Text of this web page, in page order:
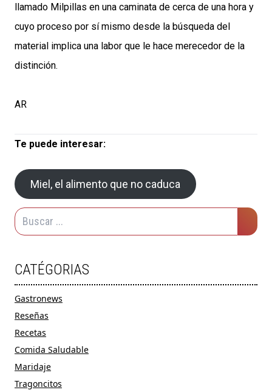
llamado Milpillas en una caminata de cerca de una hora y
cuyo proceso por sí mismo desde la búsqueda del
material implica una labor que le hace merecedor de la
distinción.
AR
Te puede interesar:
Miel, el alimento que no caduca
CATÉGORIAS
Gastronews
Reseñas
Recetas
Comida Saludable
Maridaje
Tragoncitos